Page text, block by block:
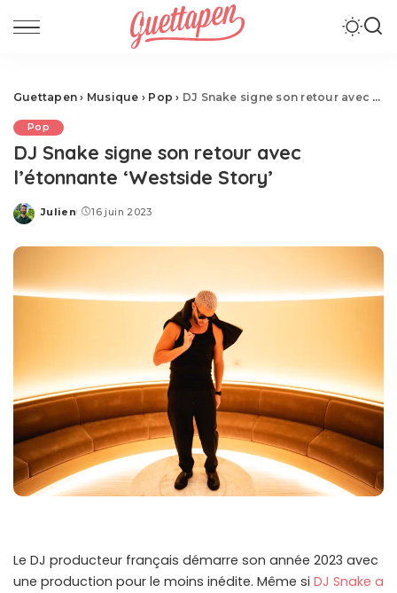
Guettapen › Musique › Pop › DJ Snake signe son retour avec l’étonnante ‘Westside Story’
Pop
DJ Snake signe son retour avec
l’étonnante ‘Westside Story’
Posted
Julien 16 juin 2023
Le DJ producteur français démarre son année 2023 avec
une production pour le moins inédite. Même si DJ Snake a